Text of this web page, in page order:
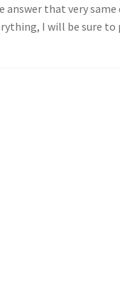
that very
I will be sure to